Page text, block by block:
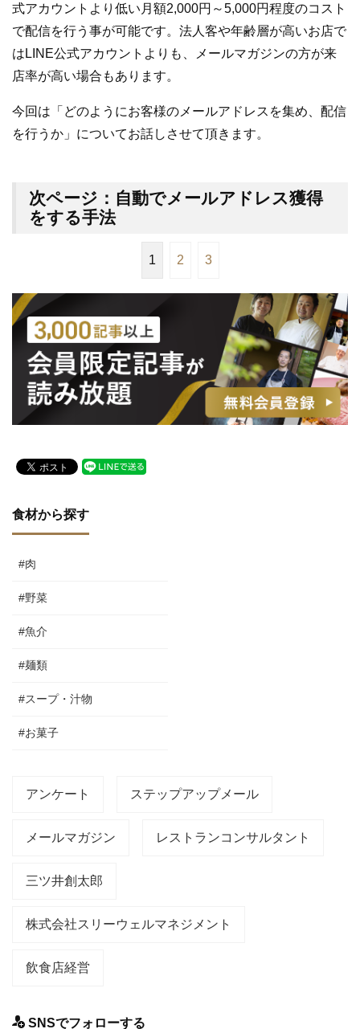
式アカウントより低い月額2,000円～5,000円程度のコスト
で配信を行う事が可能です。法人客や年齢層が高いお店で
はLINE公式アカウントよりも、メールマガジンの方が来
店率が高い場合もあります。
今回は「どのようにお客様のメールアドレスを集め、配信
を行うか」についてお話しさせて頂きます。
次ページ：自動でメールアドレス獲得
をする手法
1 2 3
食材から探す
#肉
#野菜
#魚介
#麺類
#スープ・汁物
#お菓子
アンケート ステップアップメール
メールマガジン レストランコンサルタント
三ツ井創太郎
株式会社スリーウェルマネジメント
飲食店経営
SNSでフォローする